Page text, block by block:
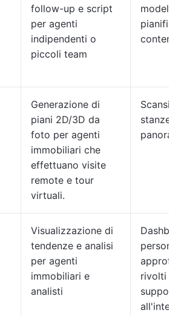
follow-up e script
per agenti
indipendenti o
piccoli team
modelli,
Generazione di
piani 2D/3D da
foto per agenti
immobiliari che
effettuano visite
remote e tour
virtuali.
stanze,
Visualizzazione di
tendenze e analisi
per agenti
immobiliari e
analisti
rivolti ai